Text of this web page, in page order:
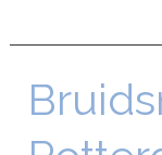
Bruidsmakeup
Rotterdam
in